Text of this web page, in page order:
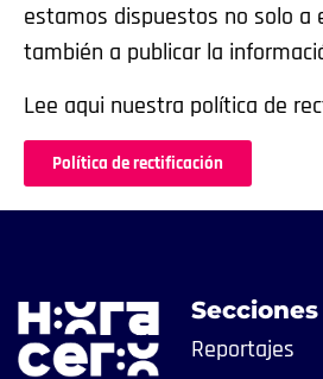
estamos dispuestos no solo a
también a publicar la
Lee aqui nuestra política de
Política de rectificación
Secciones
Reportajes